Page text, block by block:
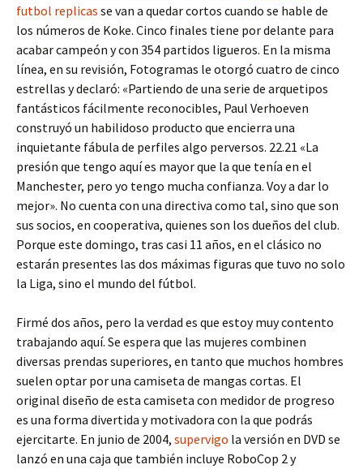
futbol replicas se van a quedar cortos cuando se hable de
los números de Koke. Cinco finales tiene por delante para
acabar campeón y con 354 partidos ligueros. En la misma
línea, en su revisión, Fotogramas le otorgó cuatro de cinco
estrellas y declaró: «Partiendo de una serie de arquetipos
fantásticos fácilmente reconocibles, Paul Verhoeven
construyó un habilidoso producto que encierra una
inquietante fábula de perfiles algo perversos. 22.21 «La
presión que tengo aquí es mayor que la que tenía en el
Manchester, pero yo tengo mucha confianza. Voy a dar lo
mejor». No cuenta con una directiva como tal, sino que son
sus socios, en cooperativa, quienes son los dueños del club.
Porque este domingo, tras casi 11 años, en el clásico no
estarán presentes las dos máximas figuras que tuvo no solo
la Liga, sino el mundo del fútbol.
Firmé dos años, pero la verdad es que estoy muy contento
trabajando aquí. Se espera que las mujeres combinen
diversas prendas superiores, en tanto que muchos hombres
suelen optar por una camiseta de mangas cortas. El
original diseño de esta camiseta con medidor de progreso
es una forma divertida y motivadora con la que podrás
ejercitarte. En junio de 2004, supervigo la versión en DVD se
lanzó en una caja que también incluye RoboCop 2 y